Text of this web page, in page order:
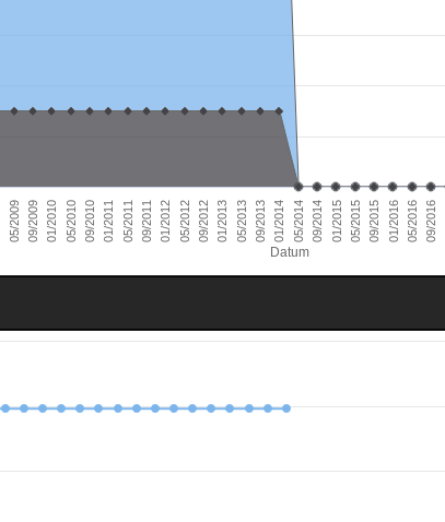
Datum
05/2009 09/2009 01/2010 05/2010 09/2010 01/2011 05/2011 09/2011 01/2012 05/2012 09/2012 01/2013 05/2013 09/2013 01/2014 05/2014 09/2014 01/2015 05/2015 09/2015 01/2016 05/2016 09/2016